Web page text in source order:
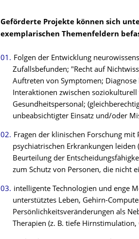
Geförderte Projekte können sich
exemplarischen Themenfeldern
Folgen der Entwicklung
Zufallsbefunden; "Recht auf
Auftreten von Symptomen;
Interaktionen zwischen
Gesundheitspersonal;
unbeabsichtigter Einsatz und/oder
Fragen der klinischen Forschung
psychiatrischen Erkrankungen
Beurteilung der
zum Schutz von Personen, die nicht
intelligente Technologien und enge
unterstütztes Leben, Gehirn-
Persönlichkeitsveränderungen als
Therapien (z. B. tiefe